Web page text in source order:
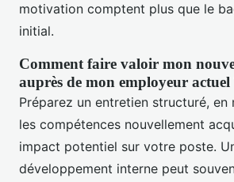
motivation comptent plus que le
initial.
Comment faire valoir mon
auprès de mon employeur actuel
Préparez un entretien structuré, en
les compétences nouvellement
impact potentiel sur votre poste.
développement interne peut